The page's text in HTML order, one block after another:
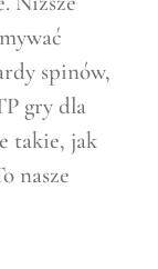
spinów,
gry dla
takie, jak
nasze